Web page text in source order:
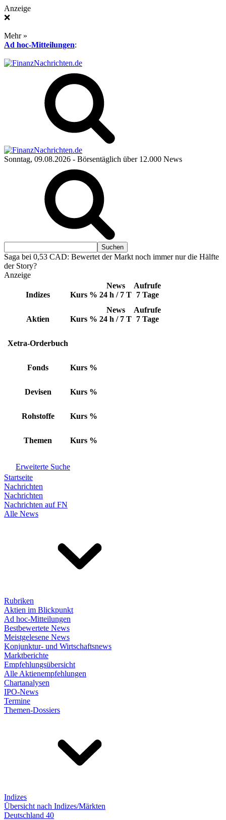
Anzeige
❌
Mehr »
Ad hoc-Mitteilungen:
Sonntag, 09.08.2026 - Börsentäglich über 12.000 News
Saga bei 0,53 CAD: Bewertet der Markt noch immer nur die Hälfte
der Story?
Anzeige
Indizes Kurs %
News
24 h / 7 T
Aufrufe
7 Tage
Aktien Kurs %
News
24 h / 7 T
Aufrufe
7 Tage
Xetra-Orderbuch
Fonds Kurs %
Devisen Kurs %
Rohstoffe Kurs %
Themen Kurs %
Erweiterte Suche
Startseite
Nachrichten
Nachrichten
Nachrichten auf FN
Alle News
Rubriken
Aktien im Blickpunkt
Ad hoc-Mitteilungen
Bestbewertete News
Meistgelesene News
Konjunktur- und Wirtschaftsnews
Marktberichte
Empfehlungsübersicht
Alle Aktienempfehlungen
Chartanalysen
IPO-News
Termine
Themen-Dossiers
Indizes
Übersicht nach Indizes/Märkten
Deutschland 40